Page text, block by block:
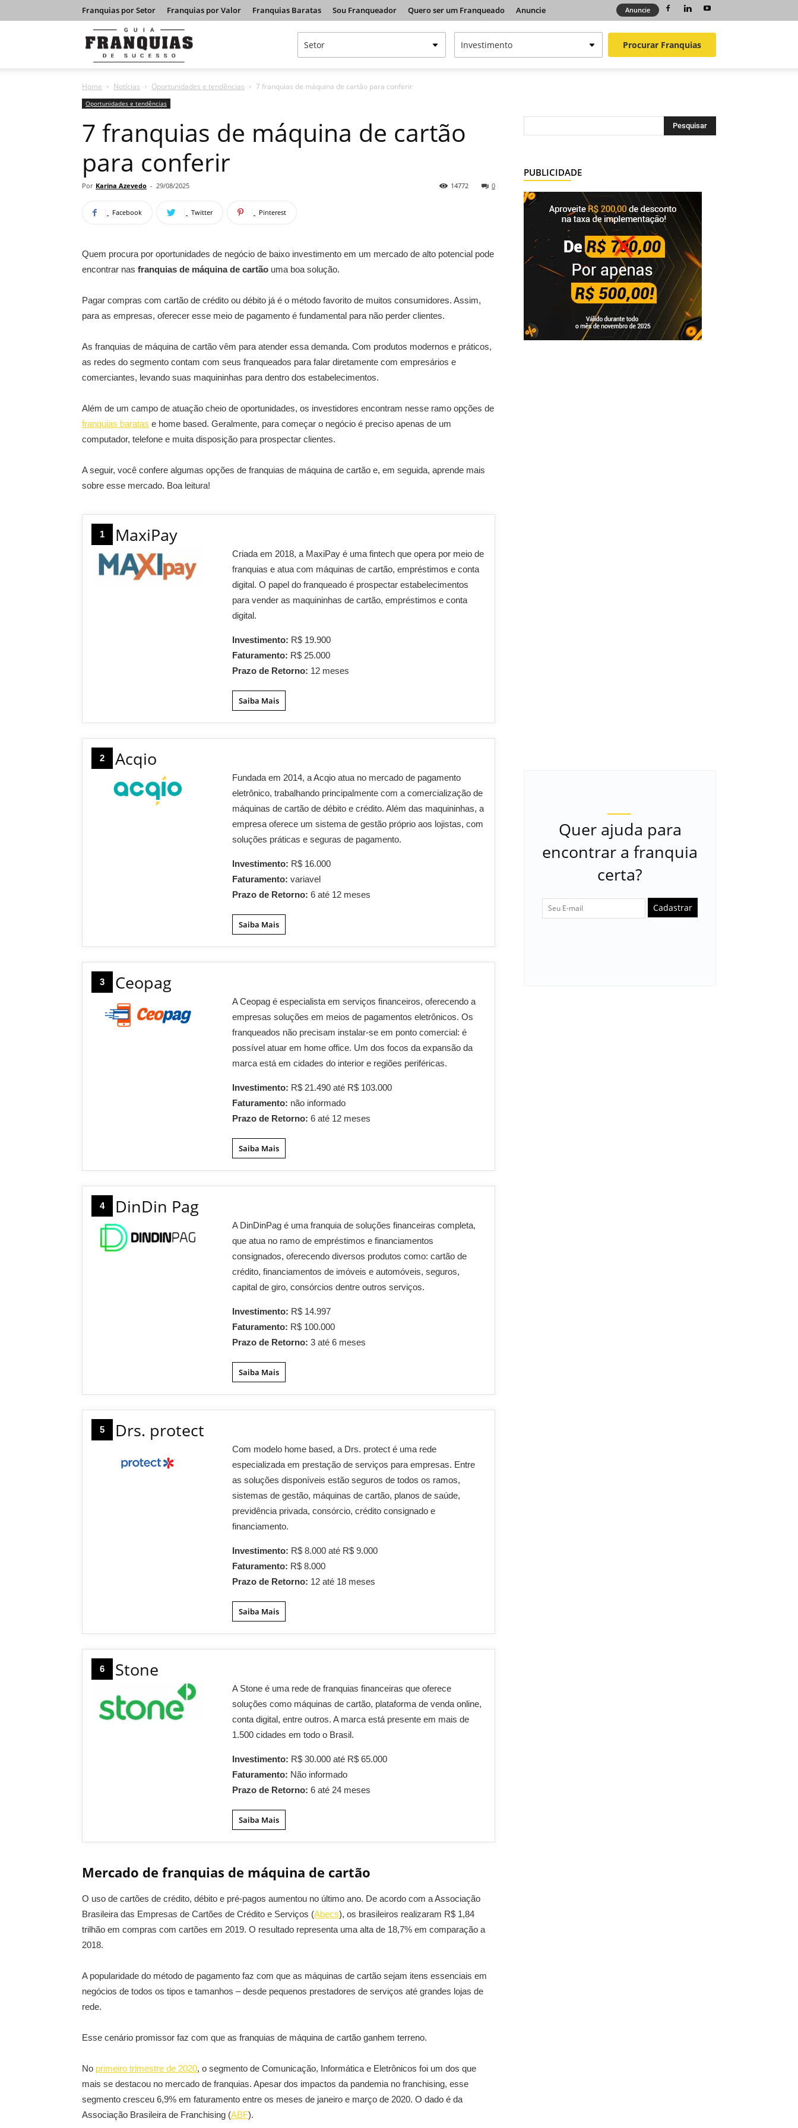
Franquias por Setor Franquias por Valor Franquias Baratas Sou Franqueador Quero ser um Franqueado Anuncie Anuncie
Franquias
de
Procurar Franquias
Home Notícias Oportunidades e tendências 7 franquias de máquina de cartão para conferir
Oportunidades e tendências
7 franquias de máquina de cartão
para conferir
Por Karina Azevedo - 29/08/2025 0
14772
Facebook Twitter Pinterest
Quem procura por oportunidades de negócio de baixo investimento em um mercado de alto potencial pode
encontrar nas franquias de máquina de cartão uma boa solução.
Pagar compras com cartão de crédito ou débito já é o método favorito de muitos consumidores. Assim,
para as empresas, oferecer esse meio de pagamento é fundamental para não perder clientes.
As franquias de máquina de cartão vêm para atender essa demanda. Com produtos modernos e práticos,
as redes do segmento contam com seus franqueados para falar diretamente com empresários e
comerciantes, levando suas maquininhas para dentro dos estabelecimentos.
Além de um campo de atuação cheio de oportunidades, os investidores encontram nesse ramo opções de
franquias baratas e home based. Geralmente, para começar o negócio é preciso apenas de um
computador, telefone e muita disposição para prospectar clientes.
A seguir, você confere algumas opções de franquias de máquina de cartão e, em seguida, aprende mais
sobre esse mercado. Boa leitura!
1 MaxiPay
Criada em 2018, a MaxiPay é uma fintech que opera por meio de
franquias e atua com máquinas de cartão, empréstimos e conta
digital. O papel do franqueado é prospectar estabelecimentos
para vender as maquininhas de cartão, empréstimos e conta
digital.
Investimento: R$ 19.900
Faturamento: R$ 25.000
Prazo de Retorno: 12 meses
Saiba Mais
2 Acqio
Fundada em 2014, a Acqio atua no mercado de pagamento
eletrônico, trabalhando principalmente com a comercialização de
máquinas de cartão de débito e crédito. Além das maquininhas, a
empresa oferece um sistema de gestão próprio aos lojistas, com
soluções práticas e seguras de pagamento.
Investimento: R$ 16.000
Faturamento:variavel
Prazo de Retorno:6 até 12 meses
Saiba Mais
3 Ceopag
A Ceopag é especialista em serviços financeiros, oferecendo a
empresas soluções em meios de pagamentos eletrônicos. Os
franqueados não precisam instalar-se em ponto comercial: é
possível atuar em home office. Um dos focos da expansão da
marca está em cidades do interior e regiões periféricas.
Investimento: R$ 21.490 até R$ 103.000
Faturamento: não informado
Prazo de Retorno:6 até 12 meses
Saiba Mais
4 DinDin Pag
A DinDinPag é uma franquia de soluções financeiras completa,
que atua no ramo de empréstimos e financiamentos
consignados, oferecendo diversos produtos como: cartão de
crédito, financiamentos de imóveis e automóveis, seguros,
capital de giro, consórcios dentre outros serviços.
Investimento: R$ 14.997
Faturamento: R$ 100.000
Prazo de Retorno:3 até 6 meses
Saiba Mais
5 Drs. protect
Com modelo home based, a Drs. protect é uma rede
especializada em prestação de serviços para empresas. Entre
as soluções disponíveis estão seguros de todos os ramos,
sistemas de gestão, máquinas de cartão, planos de saúde,
previdência privada, consórcio, crédito consignado e
financiamento.
Investimento: R$ 8.000 até R$ 9.000
Faturamento: R$ 8.000
Prazo de Retorno: 12 até 18 meses
Saiba Mais
6 Stone
A Stone é uma rede de franquias financeiras que oferece
soluções como máquinas de cartão, plataforma de venda online,
conta digital, entre outros. A marca está presente em mais de
1.500 cidades em todo o Brasil.
Investimento: R$ 30.000 até R$ 65.000
Faturamento: Não informado
Prazo de Retorno:6 até 24 meses
Saiba Mais
Mercado de franquias de máquina de cartão
O uso de cartões de crédito, débito e pré-pagos aumentou no último ano. De acordo com a Associação
Brasileira das Empresas de Cartões de Crédito e Serviços (Abecs), os brasileiros realizaram R$ 1,84
trilhão em compras com cartões em 2019. O resultado representa uma alta de 18,7% em comparação a
2018.
A popularidade do método de pagamento faz com que as máquinas de cartão sejam itens essenciais em
negócios de todos os tipos e tamanhos – desde pequenos prestadores de serviços até grandes lojas de
rede.
Esse cenário promissor faz com que as franquias de máquina de cartão ganhem terreno.
No primeiro trimestre de 2020, o segmento de Comunicação, Informática e Eletrônicos foi um dos que
mais se destacou no mercado de franquias. Apesar dos impactos da pandemia no franchising, esse
segmento cresceu 6,9% em faturamento entre os meses de janeiro e março de 2020. O dado é da
Associação Brasileira de Franchising (ABF).
PUBLICIDADE
Quer ajuda para
encontrar a franquia
certa?
Cadastrar